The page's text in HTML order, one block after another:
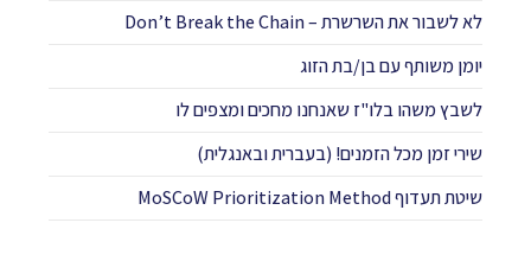
לא לשבור את השרשרת – Don’t Break the Chain
יומן משותף עם בן/בת הזוג
לשבץ משהו בלו"ז שאנחנו מחכים ומצפים לו​
שירי זמן מכל הזמנים! (בעברית ובאנגלית)
שיטת תעדוף MoSCoW Prioritization Method